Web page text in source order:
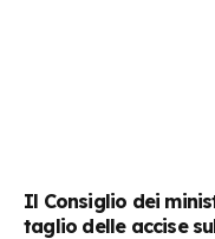
Il Consiglio dei
taglio delle accise